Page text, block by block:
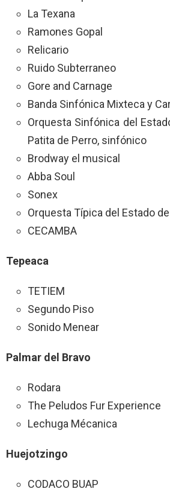
La Texana
Ramones Gopal
Relicario
Ruido Subterraneo
Gore and Carnage
Banda Sinfónica Mixteca y
Orquesta Sinfónica del
Patita de Perro, sinfónico
Brodway el musical
Abba Soul
Sonex
Orquesta Típica del Estado
CECAMBA
Tepeaca
TETIEM
Segundo Piso
Sonido Menear
Palmar del Bravo
Rodara
The Peludos Fur Experience
Lechuga Mécanica
Huejotzingo
CODACO BUAP